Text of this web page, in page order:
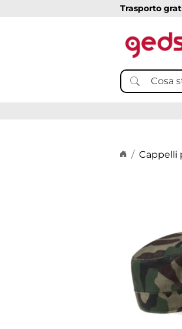
Trasporto
Home page
Cappelli